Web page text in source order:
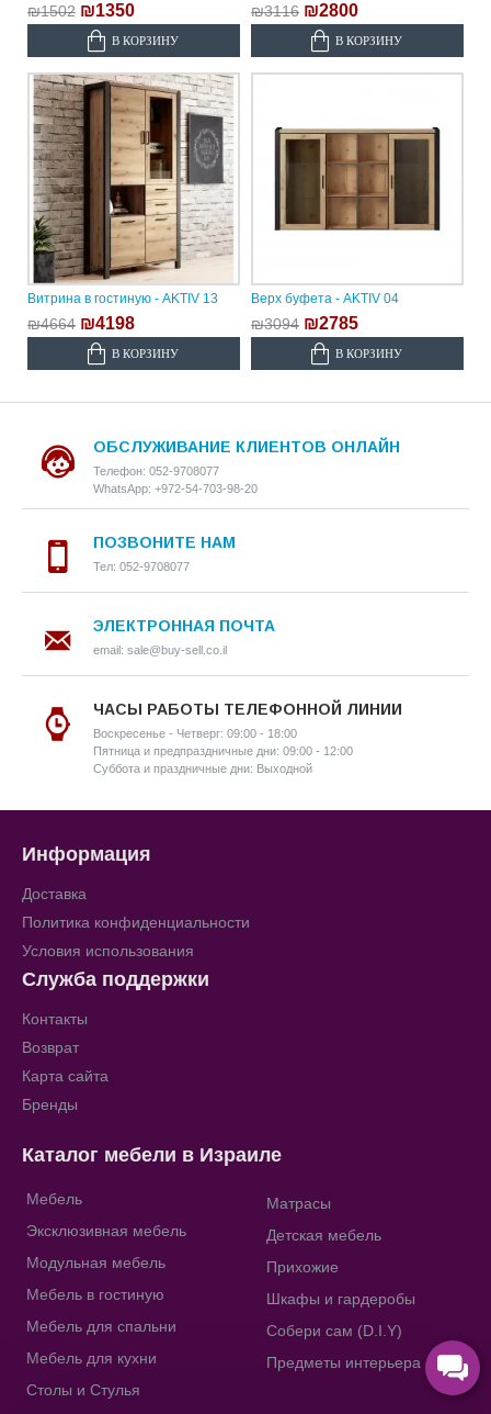
₪1502 ₪1350
В КОРЗИНУ
₪3116 ₪2800
В КОРЗИНУ
Витрина в гостиную - AKTIV 13
₪4664 ₪4198
В КОРЗИНУ
Верх буфета - AKTIV 04
₪3094 ₪2785
В КОРЗИНУ
ОБСЛУЖИВАНИЕ КЛИЕНТОВ ОНЛАЙН
Телефон: 052-9708077
WhatsApp: +972-54-703-98-20
ПОЗВОНИТЕ НАМ
Тел: 052-9708077
ЭЛЕКТРОННАЯ ПОЧТА
email: sale@buy-sell.co.il
ЧАСЫ РАБОТЫ ТЕЛЕФОННОЙ ЛИНИИ
Воскресенье - Четверг: 09:00 - 18:00
Пятница и предпраздничные дни: 09:00 - 12:00
Суббота и праздничные дни: Выходной
Информация
Доставка
Политика конфиденциальности
Условия использования
Служба поддержки
Контакты
Возврат
Карта сайта
Бренды
Каталог мебели в Израиле
Мебель
Эксклюзивная мебель
Модульная мебель
Мебель в гостиную
Мебель для спальни
Мебель для кухни
Столы и Стулья
Матрасы
Детская мебель
Прихожие
Шкафы и гардеробы
Собери сам (D.I.Y)
Предметы интерьера